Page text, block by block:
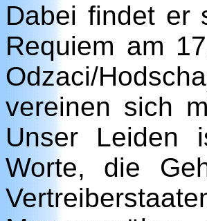
Dabei findet er
Requiem am
Odzaci/
vereinen sich
Unser Leiden
Worte, die